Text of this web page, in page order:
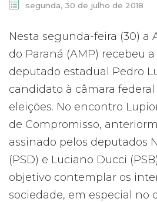
segunda, 30 de julho de 2018
Nesta segunda-feira (30) a
do Paraná (AMP) recebeu
deputado estadual Pedro
candidato à câmara
eleições. No encontro
de Compromisso,
assinado pelos deputados
(PSD) e Luciano Ducci
objetivo contemplar os
sociedade, em especial no